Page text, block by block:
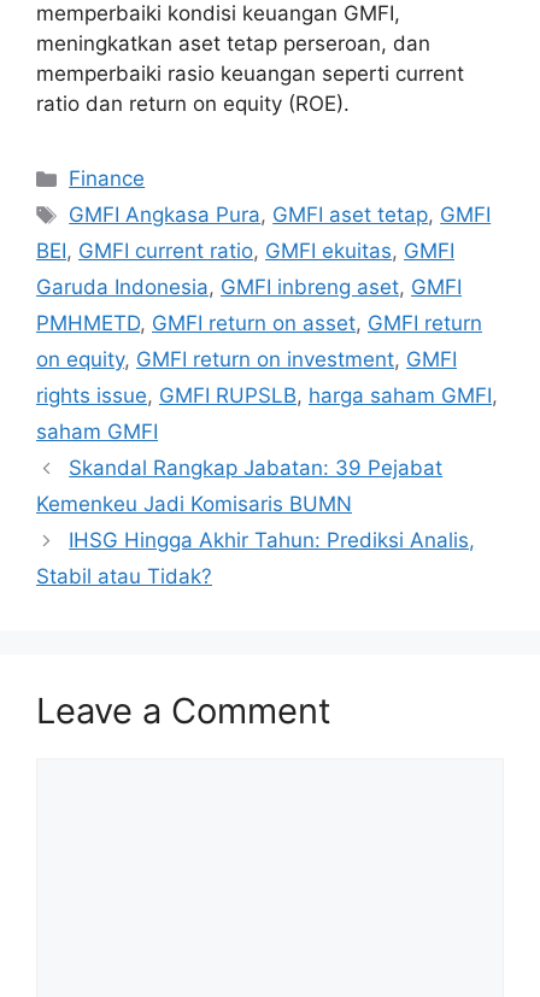
memperbaiki kondisi keuangan GMFI,
meningkatkan aset tetap perseroan, dan
memperbaiki rasio keuangan seperti current
ratio dan return on equity (ROE).
Categories
Finance
Tags
GMFI Angkasa Pura, GMFI aset tetap, GMFI
BEI, GMFI current ratio, GMFI ekuitas, GMFI
Garuda Indonesia, GMFI inbreng aset, GMFI
PMHMETD, GMFI return on asset, GMFI return
on equity, GMFI return on investment, GMFI
rights issue, GMFI RUPSLB, harga saham GMFI,
saham GMFI
Skandal Rangkap Jabatan: 39 Pejabat
Kemenkeu Jadi Komisaris BUMN
IHSG Hingga Akhir Tahun: Prediksi Analis,
Stabil atau Tidak?
Leave a Comment